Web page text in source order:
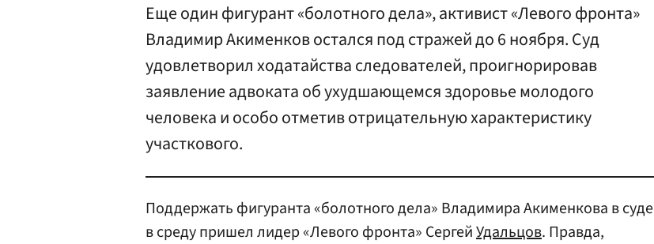
Еще один фигурант «болотного дела», активист «Левого фронта»
Владимир Акименков остался под стражей до 6 ноября. Суд
удовлетворил ходатайства следователей, проигнорировав
заявление адвоката об ухудшающемся здоровье молодого
человека и особо отметив отрицательную характеристику
участкового.
Поддержать фигуранта «болотного дела» Владимира Акименкова в суде
в среду пришел лидер «Левого фронта» СергейУдальцов. Правда,